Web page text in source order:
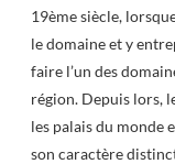
19ème siècle,
le domaine et y
faire l’un des
région. Depuis lors,
les palais du monde
son caractère